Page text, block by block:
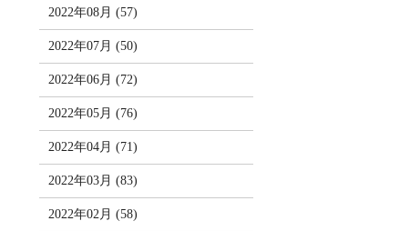
2022年08月 (57)
2022年07月 (50)
2022年06月 (72)
2022年05月 (76)
2022年04月 (71)
2022年03月 (83)
2022年02月 (58)